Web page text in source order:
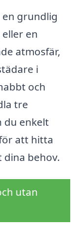
grundlig
en
atmosfär,
i
och
tre
du enkelt
att hitta
behov.
utan